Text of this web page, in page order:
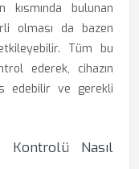
kısmında bulunan
olması da bazen
Tüm bu
ederek, cihazın
edebilir ve gerekli
Kontrolü Nasıl